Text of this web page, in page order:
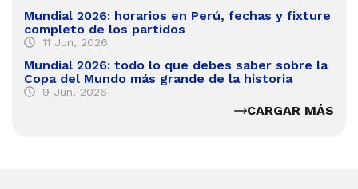
Mundial 2026: horarios en Perú, fechas y fixture
completo de los partidos
11 Jun, 2026
Mundial 2026: todo lo que debes saber sobre la
Copa del Mundo más grande de la historia
9 Jun, 2026
CARGAR MÁS